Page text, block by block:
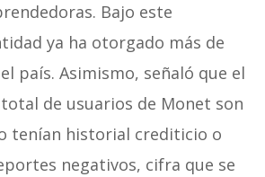
Bajo este
ya ha otorgado más de
país. Asimismo, señaló que el
total de usuarios de Monet son
tenían historial crediticio o
negativos, cifra que se